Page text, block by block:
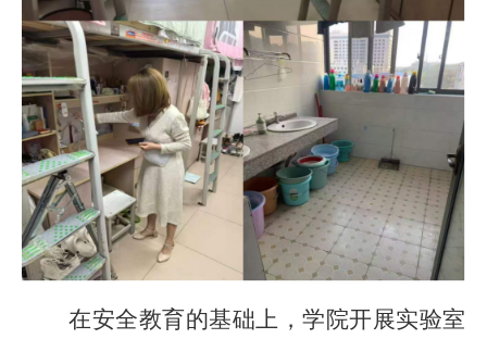
在安全教育的基础上，学院开展实验室